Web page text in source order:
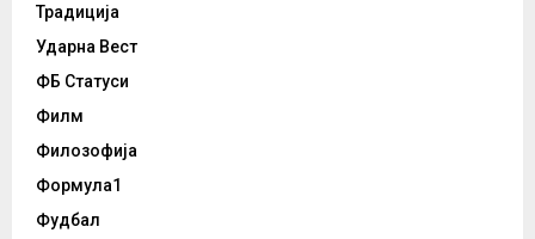
Традиција
Ударна Вест
ФБ Статуси
Филм
Филозофија
Формула1
Фудбал